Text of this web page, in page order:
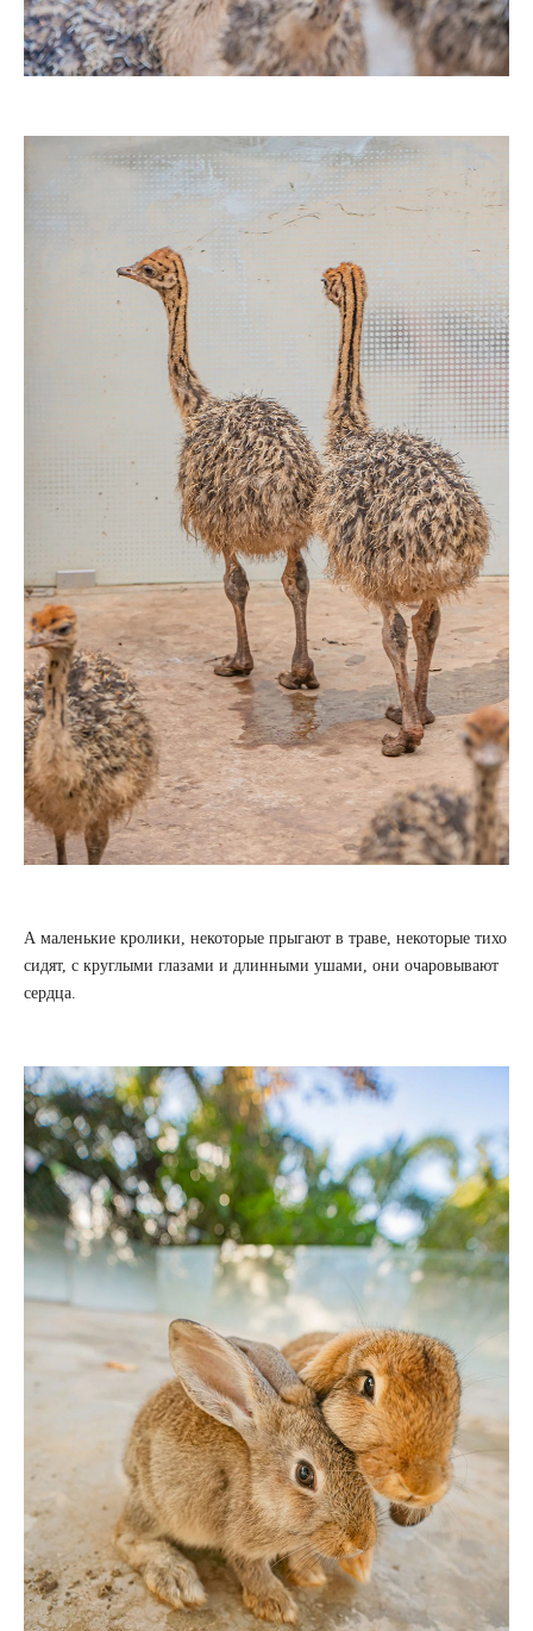
А маленькие кролики, некоторые прыгают в траве, некоторые тихо
сидят, с круглыми глазами и длинными ушами, они очаровывают
сердца.